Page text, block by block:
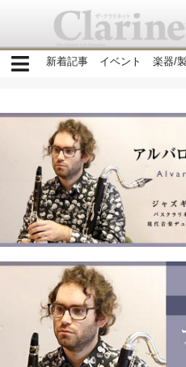
新着記事 イベント 楽器/